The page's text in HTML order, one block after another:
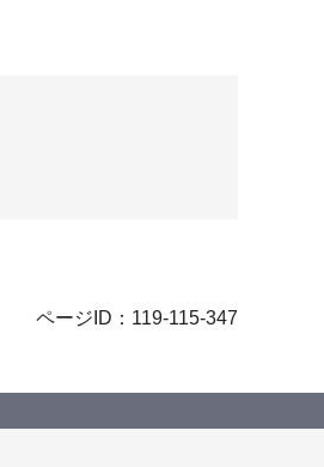
ページID：119-115-347